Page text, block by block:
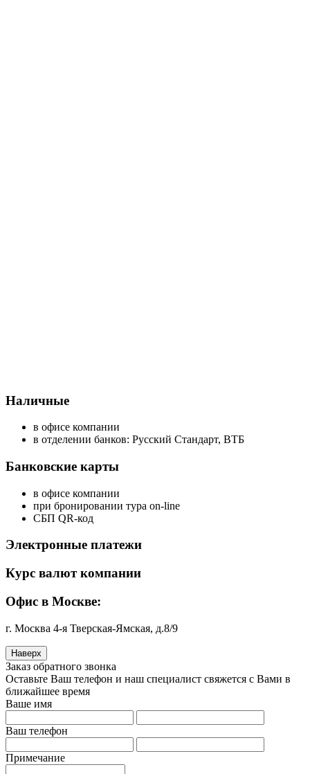
Наличные
в офисе компании
в отделении банков: Русский Стандарт, ВТБ
Банковские карты
в офисе компании
при бронировании тура on-line
СБП QR-код
Электронные платежи
Курс валют компании
Офис в Москве:
г. Москва 4-я Тверская-Ямская, д.8/9
Наверх
Заказ обратного звонка
Оставьте Ваш телефон и наш специалист свяжется с Вами в
ближайшее время
Ваше имя
Ваш телефон
Примечание